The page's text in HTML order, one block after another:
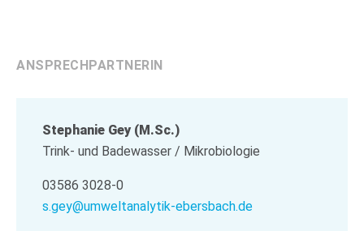
ANSPRECHPARTNERIN
Stephanie Gey (M.Sc.)
Trink- und Badewasser / Mikrobiologie
03586 3028-0
s.gey@umweltanalytik-ebersbach.de